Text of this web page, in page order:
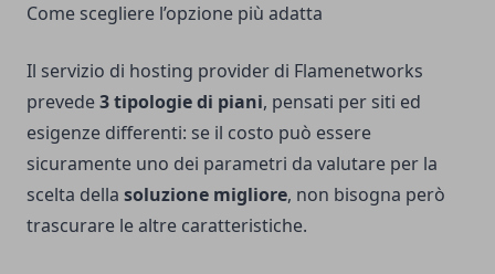
Come scegliere l’opzione più adatta
Il servizio di hosting provider di Flamenetworks
prevede3 tipologie di piani, pensati per siti ed
esigenze differenti: se il costo può essere
sicuramente uno dei parametri da valutare per la
scelta della soluzione migliore, non bisogna però
trascurare le altre caratteristiche.